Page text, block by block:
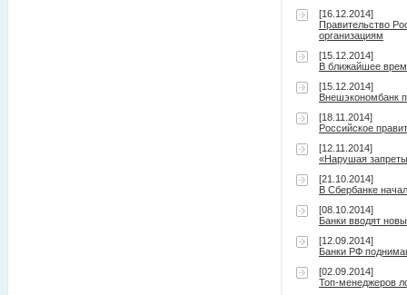
[16.12.2014]
Правительство
организациям
[15.12.2014]
В ближайшее
[15.12.2014]
Внешэкономбанк
[18.11.2014]
Российское
[12.11.2014]
«Нарушая
[21.10.2014]
В Сбербанке
[08.10.2014]
Банки вводят
[12.09.2014]
Банки РФ
[02.09.2014]
Топ-менеджеров